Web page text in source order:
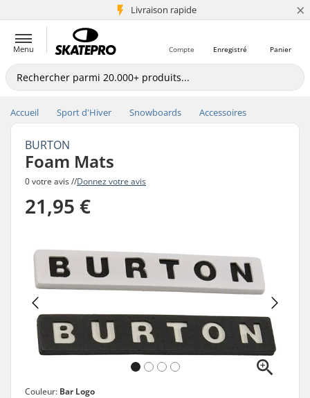
Livraison rapide
+5 mio de clients ×
Menu Panier
Enregistré
Compte
Accueil Sport d'Hiver Snowboards Accessoires
BURTON
Foam Mats
0 votre avis //Donnez votre avis
21,95 €
Couleur: Bar Logo